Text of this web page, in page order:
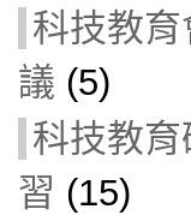
科技教育
議 (5)
科技教育
習 (15)